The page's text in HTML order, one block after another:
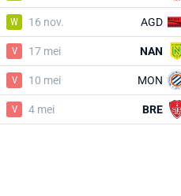
W 16 nov. AGD
V 17 mei NAN
V 10 mei MON
V 4 mei BRE